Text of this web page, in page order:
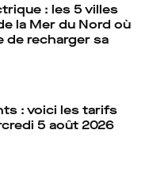
: les 5 villes
la Mer du Nord où
de recharger sa
: voici les tarifs
5 août 2026